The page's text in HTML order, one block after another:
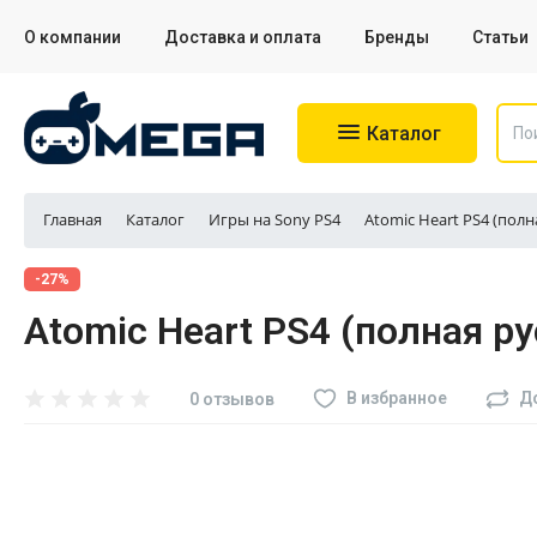
О компании Доставка и оплата Бренды Статьи
Каталог
Игровые приставки
Аксессуары для приставок
Аксессуары для Sony PS5
Главная Каталог Игры на Sony PS4 Atomic Heart PS4
-27%
Atomic Heart PS4 (полная
0 отзывов В избранное